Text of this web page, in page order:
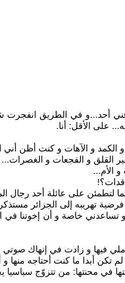
أحد...و في الطريق
على الأقل: أنا.
الكمد و الآهات و كنت أظن
القلق و الفجعات و الغصرات...
الأم...
لتطمئن على عائلة أحد رجال
تهريبه إلى الجزائر
خاصة و أن إخوتنا في
فيها و زادت في إنهاك صوتي
تكن أبدا ما كنت أحتاجه منها
في محنتها: من تتزوّج سياسيا